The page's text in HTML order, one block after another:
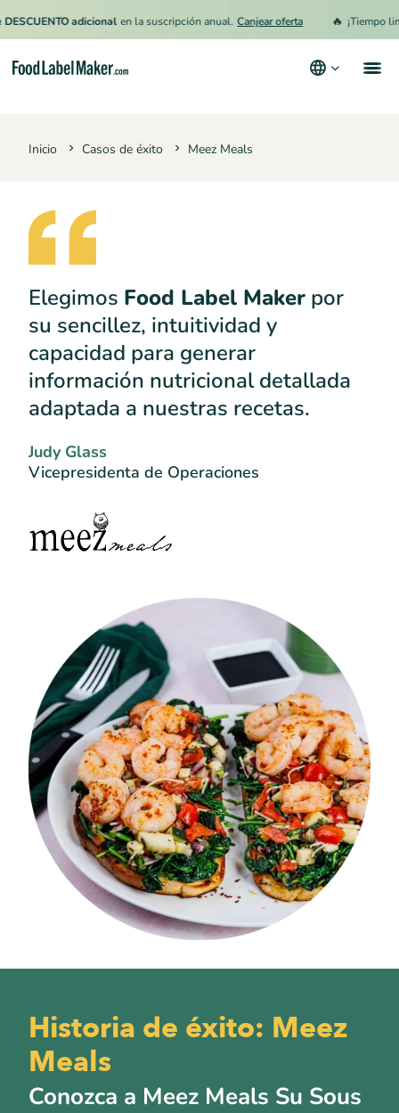
adicional en la suscripción anual. Canjear oferta ¡Tiempo
Inicio Casos de éxito Meez Meals
Elegimos Food Label Maker por
su sencillez, intuitividad y
capacidad para generar
información nutricional detallada
adaptada a nuestras recetas.
Judy Glass
Vicepresidenta de Operaciones
Historia de éxito: Meez
Meals
Conozca a Meez Meals Su Sous
Contrata a un Especialista
Recursos
Términos y condiciones
Política de privacidad